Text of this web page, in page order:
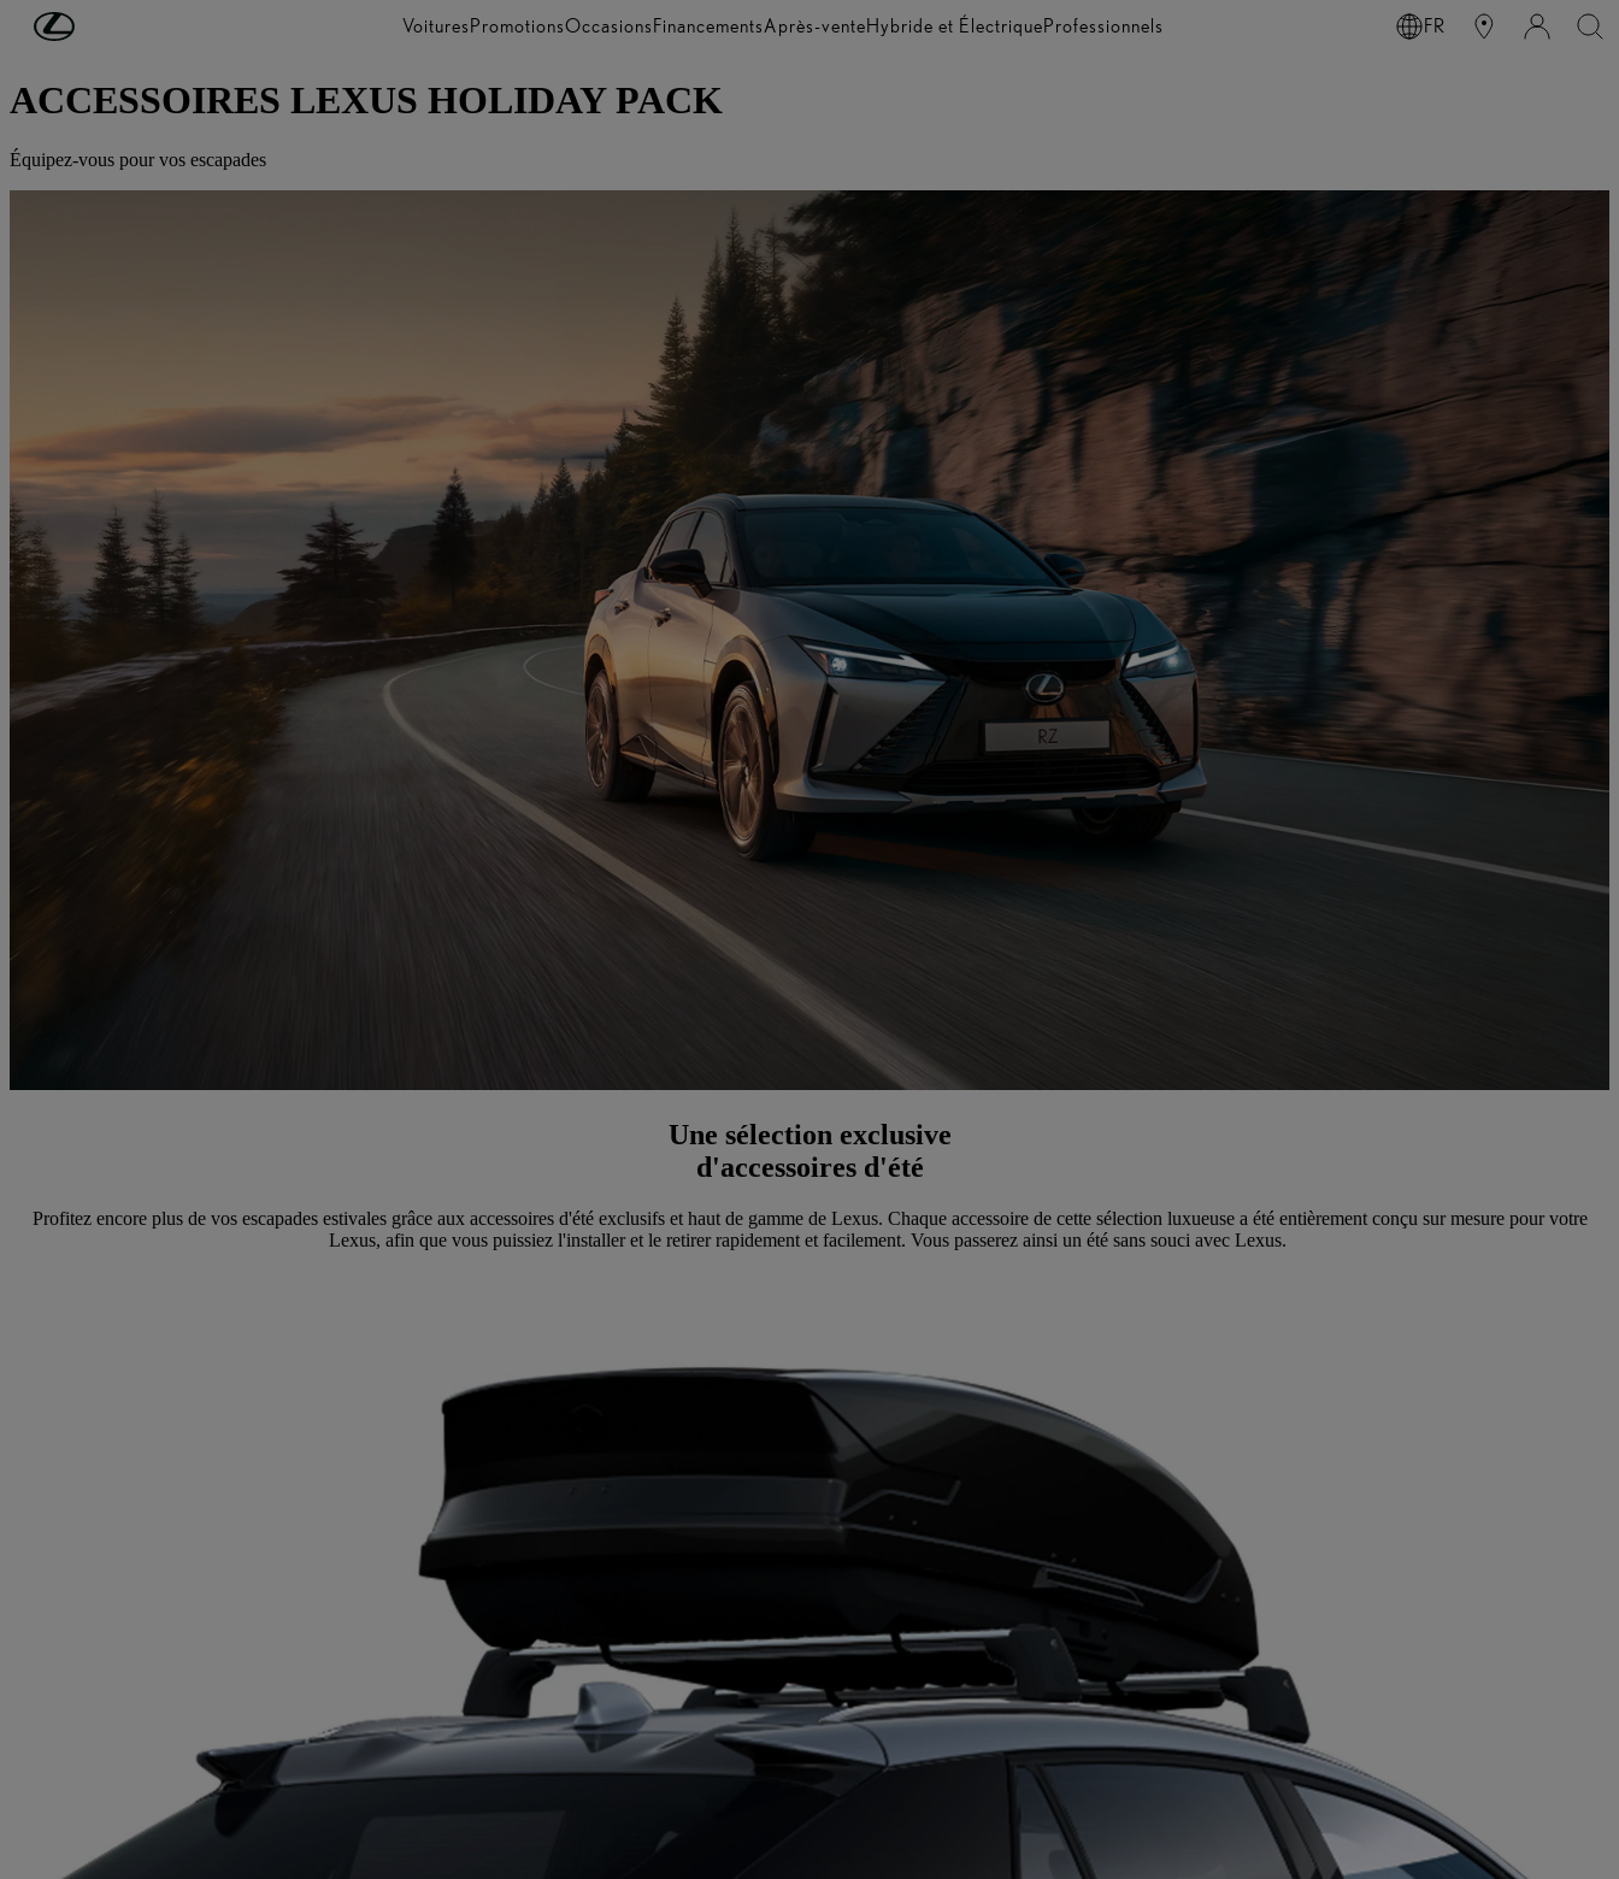
Passer au contenu principal VoituresPromotionsOccasionsFinancementsAprès-venteHybride et ÉlectriqueProfessionnels FR
PROPRIÉTAIRES
ACCESSOIRES LEXUS HOLIDAY PACK
Équipez-vous pour vos escapades
Une sélection exclusive
d'accessoires d'été
Profitez encore plus de vos escapades estivales grâce aux accessoires d'été exclusifs et haut de gamme de Lexus. Chaque accessoire de cette sélection luxueuse a été entièrement conçu sur mesure pour votre
Lexus, afin que vous puissiez l'installer et le retirer rapidement et facilement. Vous passerez ainsi un été sans souci avec Lexus.